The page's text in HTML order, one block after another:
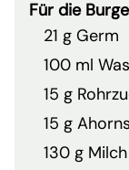
Für die
21 g Germ
100 ml
15 g
15 g
130 g Milch